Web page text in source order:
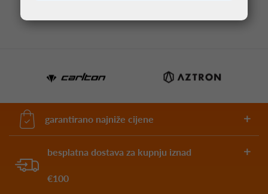
garantirano najniže cijene
besplatna dostava za kupnju iznad
€100